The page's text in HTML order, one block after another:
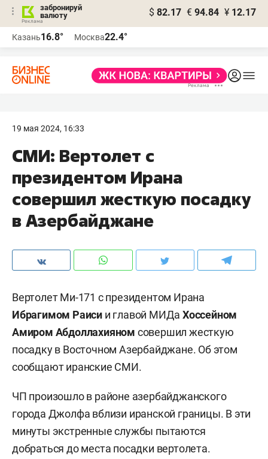
забронируй
валюту
$ 82.17 € 94.84 ¥ 12.17
Казань16.8° Москва22.4°
19 мая 2024, 16:33
СМИ: Вертолет с
президентом Ирана
совершил жесткую посадку
в Азербайджане
Вертолет Ми-171 с президентом Ирана
Ибрагимом Раиси и главой МИДаХоссейном
Амиром Абдоллахияном совершил жесткую
посадку в Восточном Азербайджане. Об этом
сообщают иранские СМИ.
ЧП произошло в районе азербайджанского
города Джолфа вблизи иранской границы. В эти
минуты экстренные службы пытаются
добраться до места посадки вертолета.